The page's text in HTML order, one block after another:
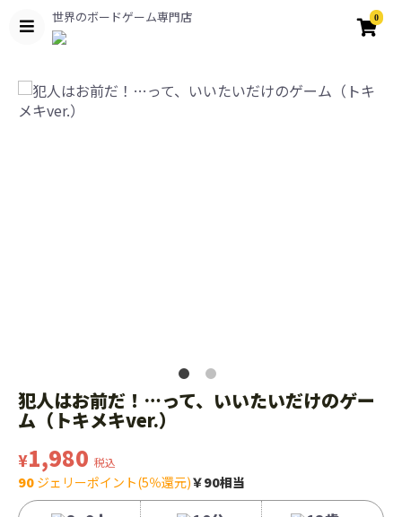
世界のボードゲーム専門店 0
犯人はお前だ！…って、いいたいだけのゲー
ム（トキメキver.）
¥1,980 税込
90 ジェリーポイント(5％還元)￥90相当